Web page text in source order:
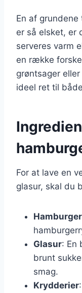
En af
er så elsket, er
serveres varm
en række
grøntsager
ideel ret til
For at lave en
glasur, skal du
Glasur: En
brunt
smag.
Krydderier